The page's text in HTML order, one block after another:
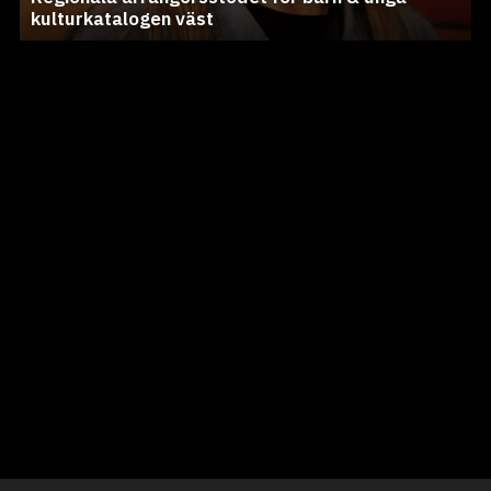
kulturkatalogen väst